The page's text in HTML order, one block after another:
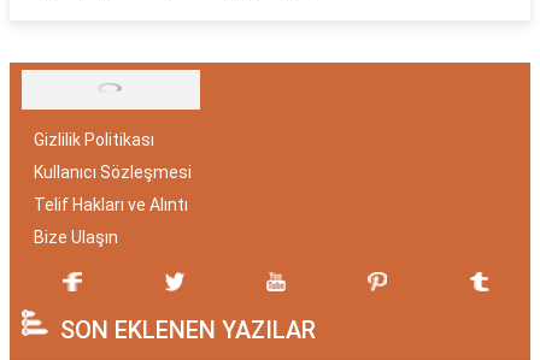
Gizlilik Politikası
Kullanıcı Sözleşmesi
Telif Hakları ve Alıntı
Bize Ulaşın
SON EKLENEN YAZILAR